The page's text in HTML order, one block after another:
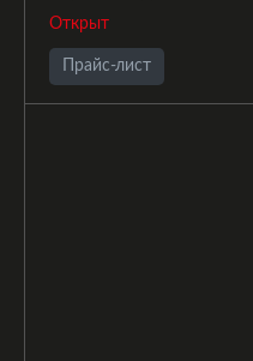
Открыт
Прайс-лист